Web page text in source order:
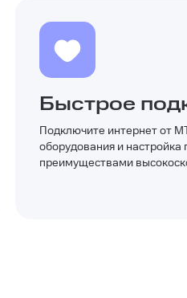
Быстрое
Подключите интернет от
оборудования и настройка
преимуществами